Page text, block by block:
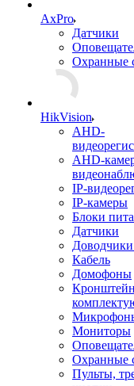
AxPro
Датчики
Охранные
HikVision
AHD-
AHD-
IP-
IP-камеры
Блоки
Датчики
Доводчики
Кабель
Домофоны
Мониторы
Охранные
Пульты,